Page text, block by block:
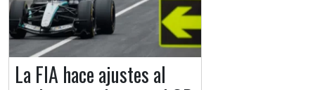
La FIA hace ajustes al